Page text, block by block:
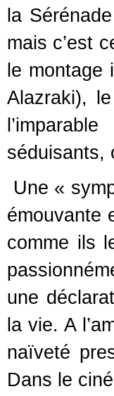
la
mais c’est
le
Alazraki),
séduisants,
Une «
émouvante
comme ils
une
la vie. A
naïveté
Dans le